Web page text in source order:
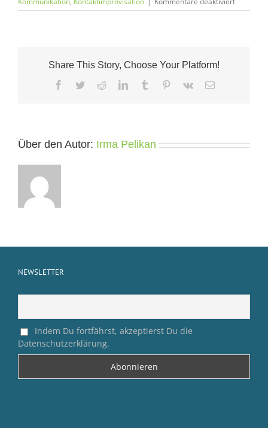
Führen
Share This Story, Choose Your Platform!
Facebook
TwitterRedditLinkedInTumblr Pinterest
Vk
E-
Über den Autor: Irma Pelikan
NEWSLETTER
Indem Du fortfährst, akzeptierst Du die
Datenschutzerklärung.